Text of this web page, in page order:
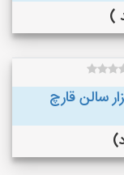
فن گلخانه بخاری 110 هزار سالن قارچ